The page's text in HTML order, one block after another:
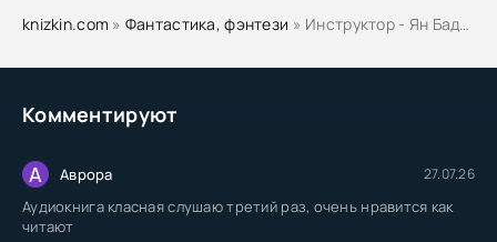
Комментируют
А Аврора 27.07.26
Аудиокнига класная слушаю третий раз, очень нравится как
читают
knizkin.com » Фантастика, фэнтези » Инструктор - Ян Бадевский